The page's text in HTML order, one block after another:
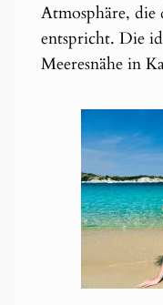
Atmosphäre, die
entspricht. Die
Meeresnähe in